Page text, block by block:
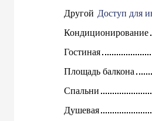
Другой
Кондиционирование
Гостиная
Площадь балкона
Спальни
Душевая